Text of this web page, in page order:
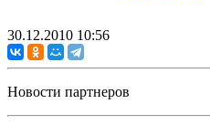
30.12.2010 10:56
Новости партнеров